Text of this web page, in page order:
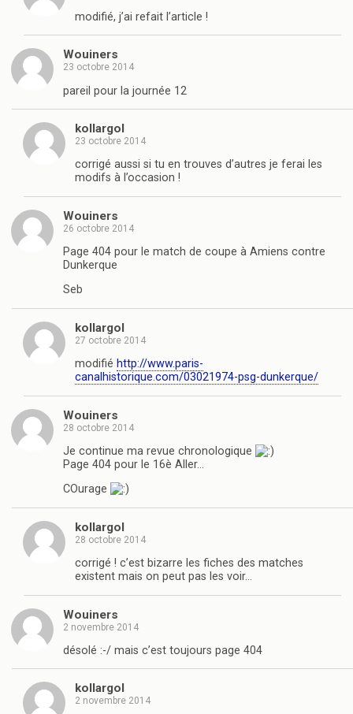
modifié, j’ai refait l’article !
Wouiners
23 octobre 2014
pareil pour la journée 12
kollargol
23 octobre 2014
corrigé aussi si tu en trouves d’autres je ferai les
modifs à l’occasion !
Wouiners
26 octobre 2014
Page 404 pour le match de coupe à Amiens contre
Dunkerque
Seb
kollargol
27 octobre 2014
modifié http://www.paris-
canalhistorique.com/03021974-psg-dunkerque/
Wouiners
28 octobre 2014
Je continue ma revue chronologique
Page 404 pour le 16è Aller…
COurage
kollargol
28 octobre 2014
corrigé ! c’est bizarre les fiches des matches
existent mais on peut pas les voir…
Wouiners
2 novembre 2014
désolé :-/ mais c’est toujours page 404
kollargol
2 novembre 2014